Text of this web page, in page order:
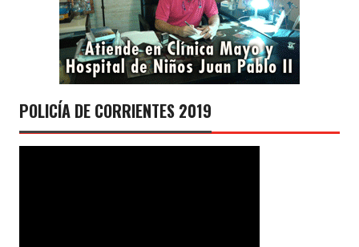
POLICÍA DE CORRIENTES 2019